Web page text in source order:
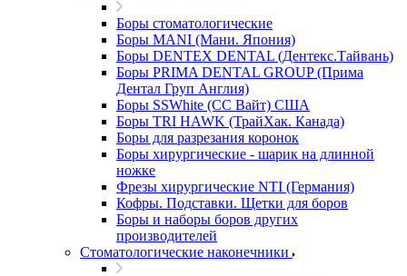
Боры стоматологические
Боры MANI (Мани. Япония)
Боры DENTEX DENTAL (Дентекс.Тайвань)
Боры PRIMA DENTAL GROUP (Прима
Дентал Груп Англия)
Боры SSWhite (СС Вайт) США
Боры TRI HAWK (ТрайХак. Канада)
Боры для разрезания коронок
Боры хирургические - шарик на длинной
ножке
Фрезы хирургические NTI (Германия)
Кофры. Подставки. Щетки для боров
Боры и наборы боров других
производителей
Стоматологические наконечники